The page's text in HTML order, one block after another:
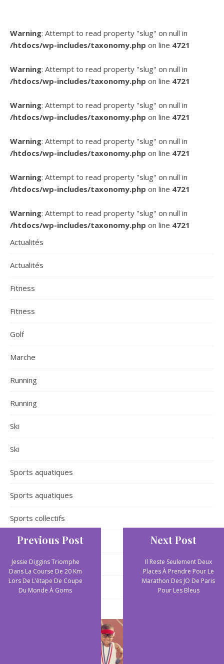
Warning: Attempt to read property "slug" on null in
/htdocs/wp-includes/taxonomy.php on line 4721
Warning: Attempt to read property "slug" on null in
/htdocs/wp-includes/taxonomy.php on line 4721
Warning: Attempt to read property "slug" on null in
/htdocs/wp-includes/taxonomy.php on line 4721
Warning: Attempt to read property "slug" on null in
/htdocs/wp-includes/taxonomy.php on line 4721
Warning: Attempt to read property "slug" on null in
/htdocs/wp-includes/taxonomy.php on line 4721
Warning: Attempt to read property "slug" on null in
/htdocs/wp-includes/taxonomy.php on line 4721
Actualités
Actualités
Fitness
Fitness
Golf
Marche
Running
Running
Ski
Ski
Sports aquatiques
Sports aquatiques
Sports collectifs
Sports de plein air
Sports extrêmes
Yoga
Previous Post
Jessie Diggins Triomphe
Dans La Course De 20 Km
Lors De L’étape De Coupe
Du Monde À Goms
Next Post
Il Reste Seulement Deux
Places À Prendre Pour Le
Marathon Des JO De Paris
Pour Les Bleus